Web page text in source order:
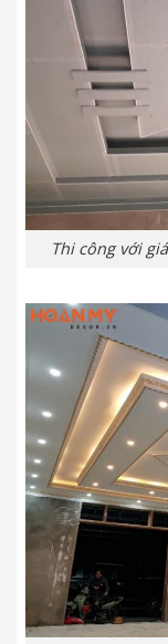
Thi công với